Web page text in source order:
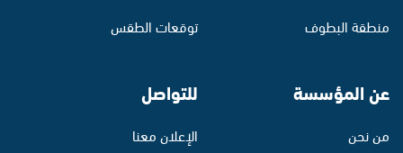
منطقة البطوف
توقعات الطقس
عن المؤسسة
من نحن
للتواصل
الإعلان معنا